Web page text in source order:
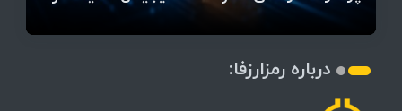
درباره رمزارزفا: